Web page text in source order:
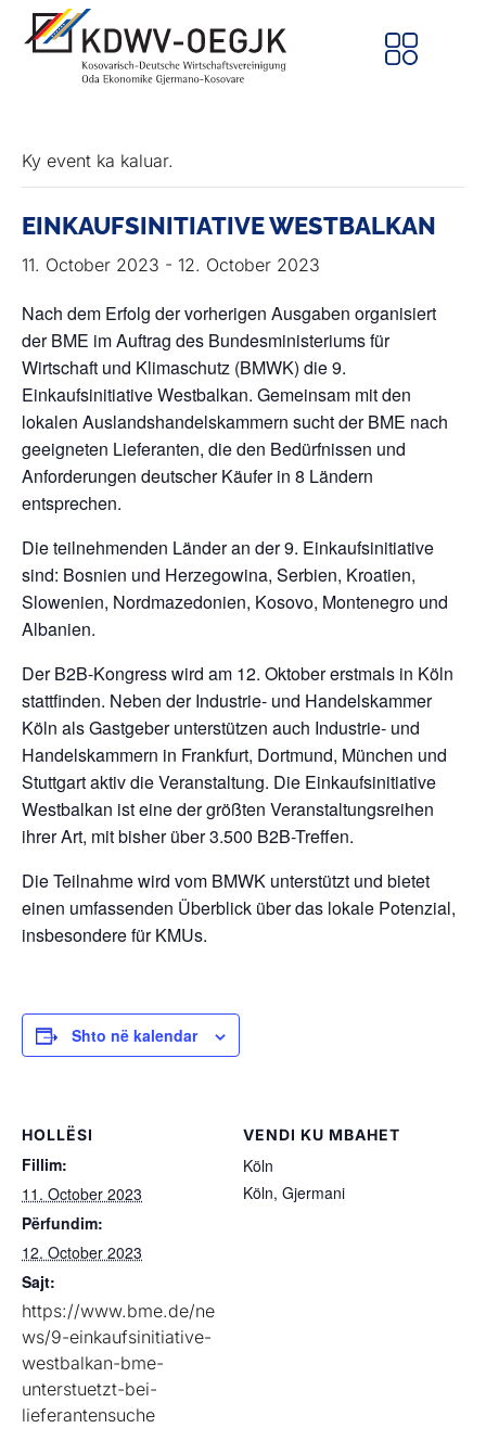
Ky event ka kaluar.
EINKAUFSINITIATIVE WESTBALKAN
11. October 2023 - 12. October 2023
Nach dem Erfolg der vorherigen Ausgaben organisiert
der BME im Auftrag des Bundesministeriums für
Wirtschaft und Klimaschutz (BMWK) die 9.
Einkaufsinitiative Westbalkan. Gemeinsam mit den
lokalen Auslandshandelskammern sucht der BME nach
geeigneten Lieferanten, die den Bedürfnissen und
Anforderungen deutscher Käufer in 8 Ländern
entsprechen.
Die teilnehmenden Länder an der 9. Einkaufsinitiative
sind: Bosnien und Herzegowina, Serbien, Kroatien,
Slowenien, Nordmazedonien, Kosovo, Montenegro und
Albanien.
Der B2B-Kongress wird am 12. Oktober erstmals in Köln
stattfinden. Neben der Industrie- und Handelskammer
Köln als Gastgeber unterstützen auch Industrie- und
Handelskammern in Frankfurt, Dortmund, München und
Stuttgart aktiv die Veranstaltung. Die Einkaufsinitiative
Westbalkan ist eine der größten Veranstaltungsreihen
ihrer Art, mit bisher über 3.500 B2B-Treffen.
Die Teilnahme wird vom BMWK unterstützt und bietet
einen umfassenden Überblick über das lokale Potenzial,
insbesondere für KMUs.
Shto në kalendar
HOLLËSI
Fillim:
11. October 2023
Përfundim:
12. October 2023
Sajt:
https://www.bme.de/ne
ws/9-einkaufsinitiative-
westbalkan-bme-
unterstuetzt-bei-
lieferantensuche
VENDI KU MBAHET
Köln
Köln, Gjermani